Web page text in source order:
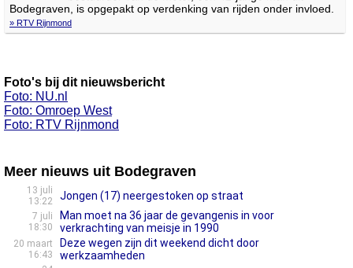
Bodegraven, is opgepakt op verdenking van rijden onder invloed.
» RTV Rijnmond
Foto's bij dit nieuwsbericht
Foto: NU.nl
Foto: Omroep West
Foto: RTV Rijnmond
Meer nieuws uit Bodegraven
13 juli
13:22
Jongen (17) neergestoken op straat
7 juli
18:30
Man moet na 36 jaar de gevangenis in voor
verkrachting van meisje in 1990
20 maart
16:43
Deze wegen zijn dit weekend dicht door
werkzaamheden